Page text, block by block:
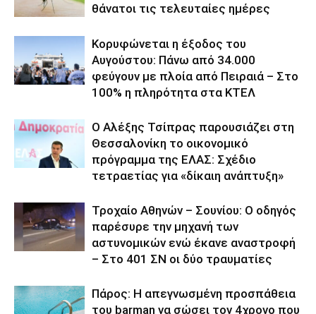
θάνατοι τις τελευταίες ημέρες
Κορυφώνεται η έξοδος του
Αυγούστου: Πάνω από 34.000
φεύγουν με πλοία από Πειραιά – Στο
100% η πληρότητα στα ΚΤΕΛ
Ο Αλέξης Τσίπρας παρουσιάζει στη
Θεσσαλονίκη το οικονομικό
πρόγραμμα της ΕΛΑΣ: Σχέδιο
τετραετίας για «δίκαιη ανάπτυξη»
Τροχαίο Αθηνών – Σουνίου: Ο οδηγός
παρέσυρε την μηχανή των
αστυνομικών ενώ έκανε αναστροφή
– Στο 401 ΣΝ οι δύο τραυματίες
Πάρος: Η απεγνωσμένη προσπάθεια
του barman να σώσει τον 4χρονο που